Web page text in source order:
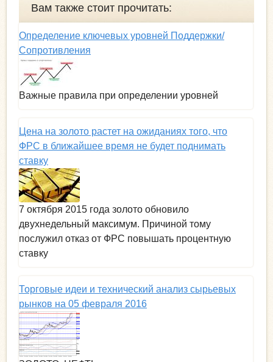
Вам также стоит прочитать:
Определение ключевых уровней Поддержки/
Сопротивления
Важные правила при определении уровней
Цена на золото растет на ожиданиях того, что
ФРС в ближайшее время не будет поднимать
ставку
7 октября 2015 года золото обновило
двухнедельный максимум. Причиной тому
послужил отказ от ФРС повышать процентную
ставку
Торговые идеи и технический анализ сырьевых
рынков на 05 февраля 2016